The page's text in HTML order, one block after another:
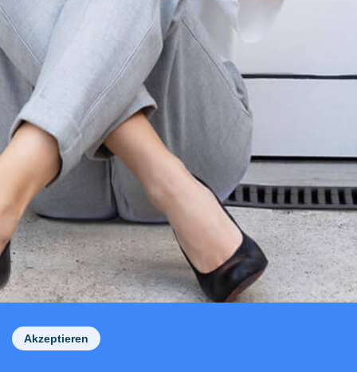
Akzeptieren